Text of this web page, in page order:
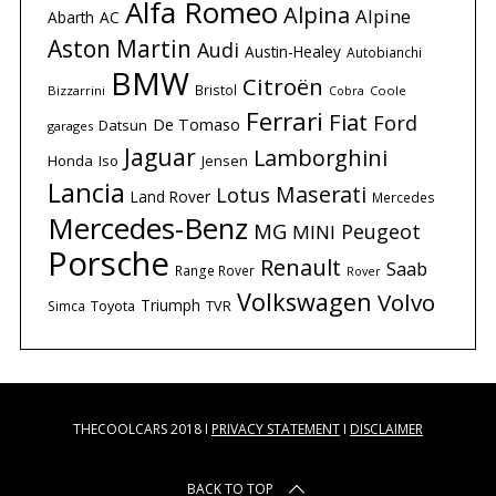
Abarth AC Alfa Romeo Alpina Alpine
Aston Martin Audi Austin-Healey Autobianchi
Bizzarrini BMW Bristol Citroën Cobra Coole
garages Datsun De Tomaso Ferrari Fiat Ford
Honda Iso Jaguar Jensen Lamborghini
Lancia Land Rover Lotus Maserati Mercedes
Mercedes-Benz MG MINI Peugeot
Porsche Range Rover Renault Rover Saab
Simca Toyota Triumph TVR Volkswagen Volvo
THECOOLCARS 2018 I PRIVACY STATEMENTI DISCLAIMER
BACK TO TOP